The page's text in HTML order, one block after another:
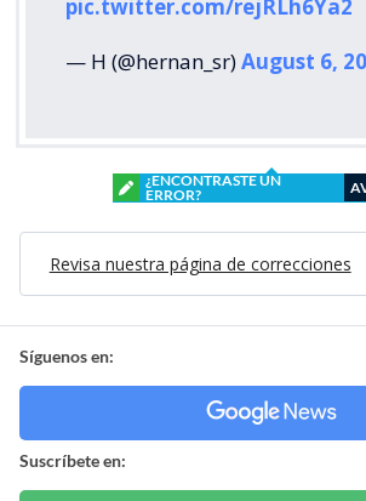
pic.twitter.com/rejRLh6Ya2
— H (@hernan_sr)August 6,
¿ENCONTRASTE UN
ERROR?
Revisa nuestra página de correcciones
Síguenos en:
Suscríbete en: